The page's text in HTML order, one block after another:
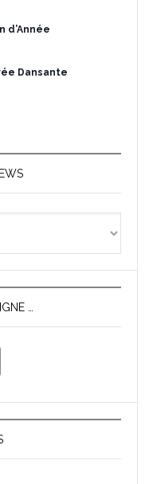
d’Année
Dansante
…